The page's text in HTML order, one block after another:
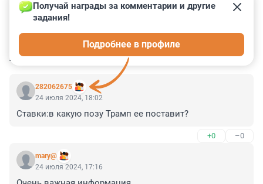
КОММЕНТАРИИ 12
282062675
Получай награды за комментарии и другие
задания!
Подробнее в профиле
24 июля 2024, 18:02
Ставки:в какую позу Трамп ее поставит?
+0 –0
mary@
24 июля 2024, 17:16